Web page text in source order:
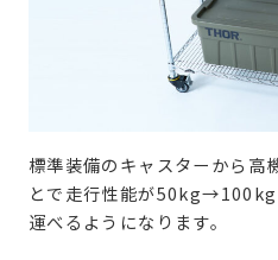
標準装備のキャスターから高
とで走行性能が50kg→100kg
運べるようになります。